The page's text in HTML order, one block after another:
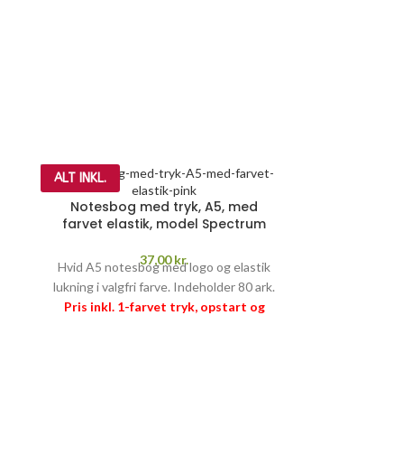
ALT INKL.
Notesbog med tryk, A5, med
farvet elastik, model Spectrum
37,00kr.
Hvid A5 notesbog med logo og elastik
lukning i valgfri farve. Indeholder 80 ark.
Pris inkl. 1-farvet tryk, opstart og